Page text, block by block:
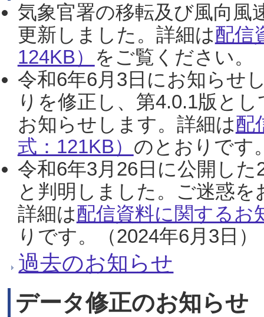
気象官署の移転及び風向風
更新しました。詳細は配信
124KB） をご覧ください。
令和6年6月3日にお知らせ
りを修正し、第4.0.1版と
お知らせします。詳細は配
式：121KB） のとおりです
令和6年3月26日に公開し
と判明しました。ご迷惑
詳細は配信資料に関するお
りです。（2024年6月3日）
過去のお知らせ
データ修正のお知らせ